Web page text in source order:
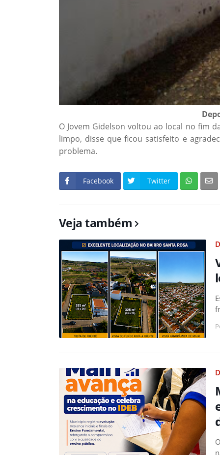
O Jovem Gidelson voltou ao local no fim
limpo, disse que ficou satisfeito e
problema.
Facebook Twitter
Veja também